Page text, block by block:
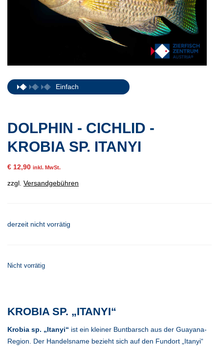
Einfach
DOLPHIN - CICHLID -
KROBIA SP. ITANYI
€ 12,90 inkl. MwSt.
zzgl. Versandgebühren
derzeit nicht vorrätig
Nicht vorrätig
KROBIA SP. „ITANYI“
Krobia sp. „Itanyi“ ist ein kleiner Buntbarsch aus der Guayana-
Region. Der Handelsname bezieht sich auf den Fundort „Itanyi“